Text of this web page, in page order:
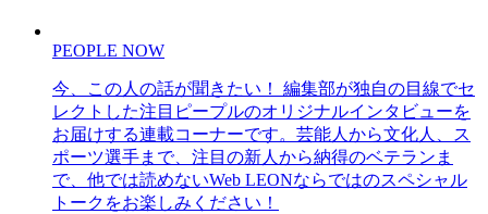
PEOPLE NOW
今、この人の話が聞きたい！ 編集部が独自の目線でセ
レクトした注目ピープルのオリジナルインタビューを
お届けする連載コーナーです。芸能人から文化人、ス
ポーツ選手まで、注目の新人から納得のベテランま
で、他では読めないWeb LEONならではのスペシャル
トークをお楽しみください！